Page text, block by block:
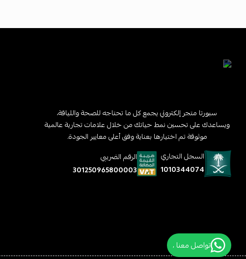
سبورتا متجر إلكتروني يجمع كل ما تحتاجه للصحة واللياقة،
ويساعدك على تحسين نمط حياتك من خلال علامات تجارية عالمية
موثوقة تم اختيارها بعناية وفق أعلى معايير الجودة.
السجل التجاري
1010344074
الرقم الضريبي
301250965800003
تواصل معنا ،